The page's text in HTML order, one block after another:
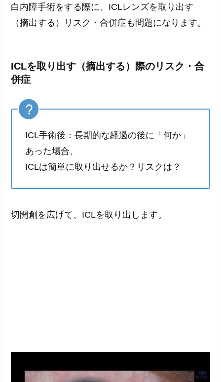
白内障手術をする際に、ICLレンズを取り出す
（摘出する）リスク・合併症も問題になります。
ICLを取り出す（摘出する）際のリスク・合
併症
ICL手術後：長期的な経過の後に「何か」
あった場合、
ICLは簡単に取り出せるか？リスクは？
切開創を広げて、ICLを取り出します。